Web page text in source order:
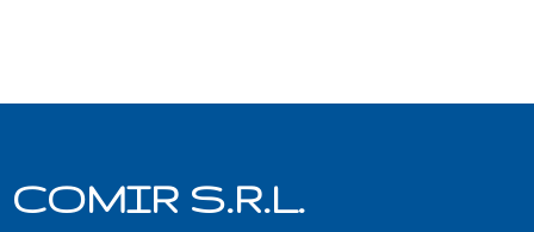
COMIR S.R.L.